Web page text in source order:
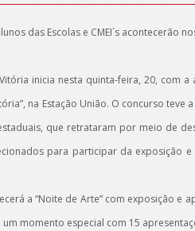
das Escolas e CMEI´s acontecerão
inicia nesta quinta-feira, 20, com a
na Estação União. O concurso teve
que retrataram por meio de
para participar da exposição
a “Noite de Arte” com exposição e
momento especial com 15